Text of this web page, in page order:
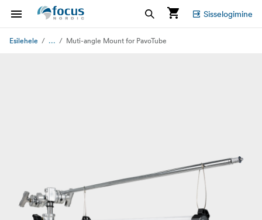
Sisselogimine
Esilehele ... Muti-angle Mount for PavoTube